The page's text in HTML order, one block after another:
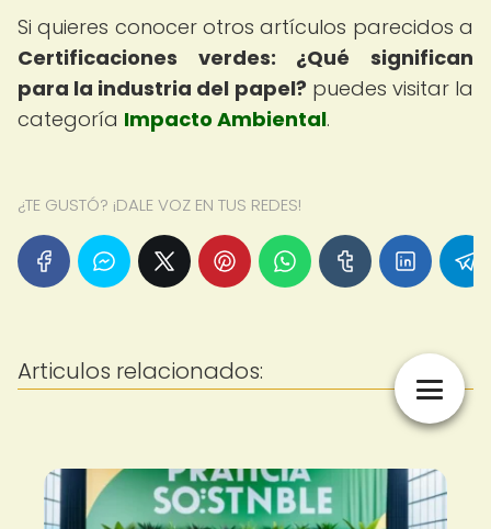
Si quieres conocer otros artículos parecidos a
Certificaciones verdes: ¿Qué significan
para la industria del papel? puedes visitar la
categoría Impacto Ambiental.
¿TE GUSTÓ? ¡DALE VOZ EN TUS REDES!
Articulos relacionados: